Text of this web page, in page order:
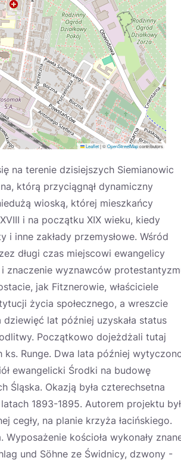
Leaflet|©OpenStreetMapcontributors
na terenie dzisiejszych Siemianowic
którą przyciągnął dynamiczny
wioską, której mieszkańcy
i na początku XIX wieku, kiedy
inne zakłady przemysłowe. Wśród
długi czas miejscowi ewangelicy
znaczenie wyznawców
jak Fitznerowie, właściciele
życia społecznego, a wreszcie
lat później uzyskała status
Początkowo dojeżdżali tutaj
ks. Runge. Dwa lata później
ewangelicki Środki na budowę
Śląska. Okazją była czterechsetna
1893-1895. Autorem projektu był
cegły, na planie krzyża łacińskiego.
kościoła wykonały
und Söhne ze Świdnicy, dzwony -